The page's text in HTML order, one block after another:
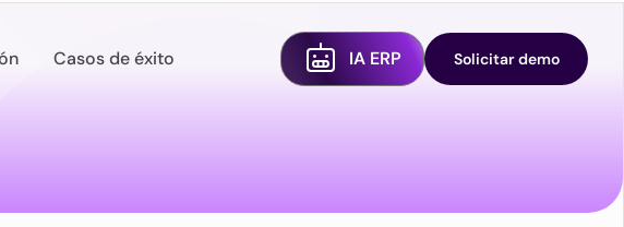
Casos de éxito IA ERP Solicitar demo